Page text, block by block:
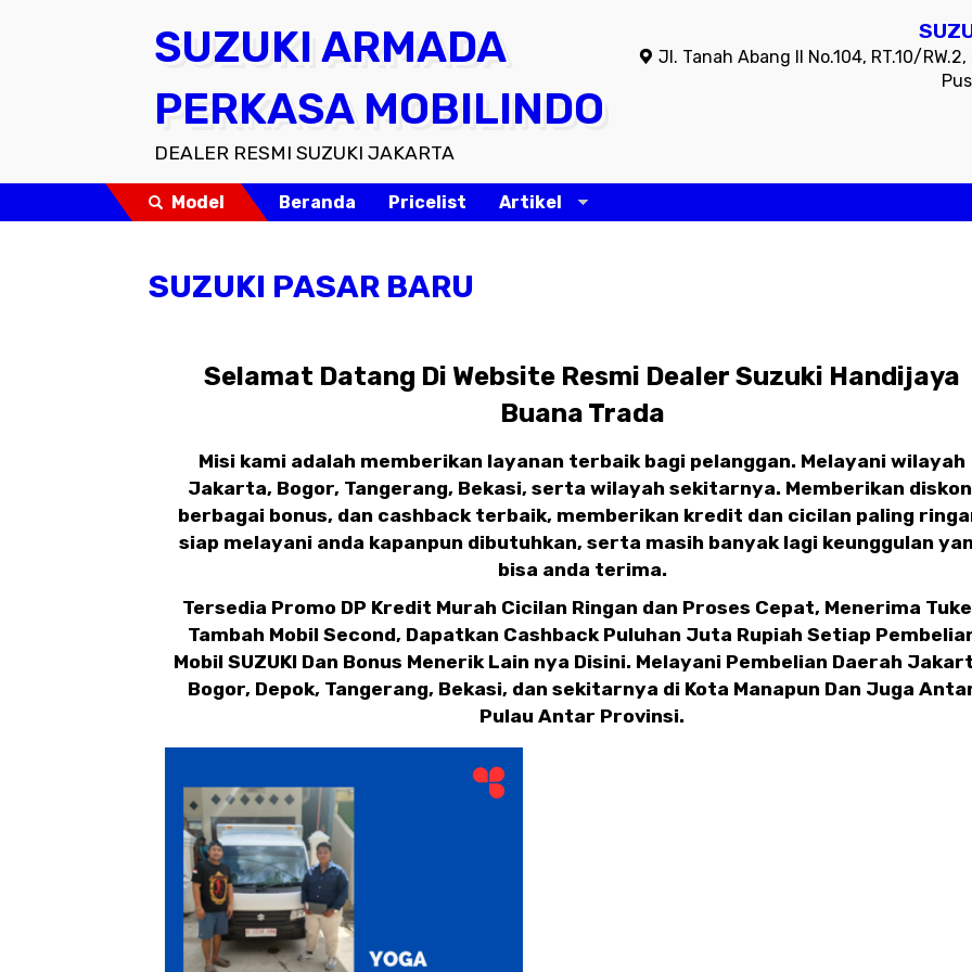
SUZUKI ARMADA
PERKASA MOBILINDO
DEALER RESMI SUZUKI JAKARTA
Jl. Tanah Abang II No.104, RT.10/
Model Beranda Pricelist Artikel
SUZUKI PASAR BARU
Selamat Datang Di Website Resmi Dealer Suzuki Handijaya
Buana Trada
Misi kami adalah memberikan layanan terbaik bagi pelanggan. Melayani wilayah
Jakarta, Bogor, Tangerang, Bekasi, serta wilayah sekitarnya. Memberikan
berbagai bonus, dan cashback terbaik, memberikan kredit dan cicilan paling
siap melayani anda kapanpun dibutuhkan, serta masih banyak lagi keunggulan
bisa anda terima.
Tersedia Promo DP Kredit Murah Cicilan Ringan dan Proses Cepat, Menerima
Tambah Mobil Second, Dapatkan Cashback Puluhan Juta Rupiah Setiap
Mobil SUZUKI Dan Bonus Menerik Lain nya Disini. Melayani Pembelian Daerah
Bogor, Depok, Tangerang, Bekasi, dan sekitarnya di Kota Manapun Dan Juga
Pulau Antar Provinsi.